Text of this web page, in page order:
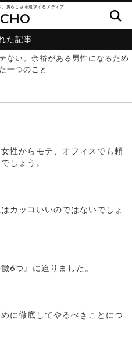
男らしさを追求するメディア
た記事
ない。余裕がある男性になるため
一つのこと
性からモテ、オフィスでも頼
しょう。
カッコいいのではないでしょ
6つ』に迫りました。
に徹底してやるべきことにつ